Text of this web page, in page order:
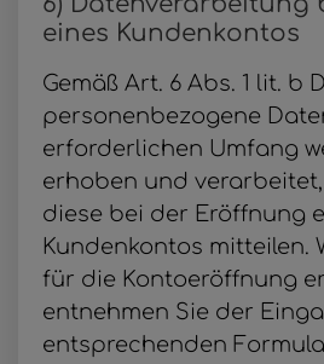
eines Kundenkontos
Gemäß Art. 6 Abs. 1 lit. b
personenbezogene
erforderlichen Umfang
erhoben und verarbeitet,
diese bei der Eröffnung
Kundenkontos mitteilen.
für die Kontoeröffnung
entnehmen Sie der
entsprechenden